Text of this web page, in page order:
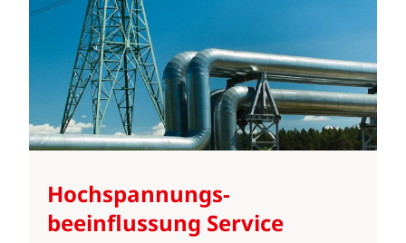
Hochspannungs­
beeinflussung Service